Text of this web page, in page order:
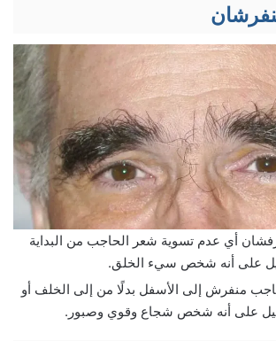
أي عدم تسوية شعر الحاجب من البداية
على أنه شخص سيء الخلق.
منفرش إلى الأسفل بدلًا من إلى الخلف أو
على أنه شخص شجاع وقوي وصبور.